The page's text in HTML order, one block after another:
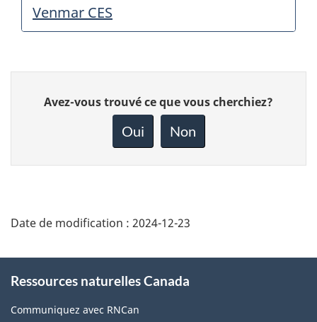
Venmar CES
Donnez
votre
page
Avez-vous trouvé ce que vous cherchiez?
Oui Non
Date de modification : 2024-12-23
this
site
Ressources naturelles Canada
Communiquez avec RNCan